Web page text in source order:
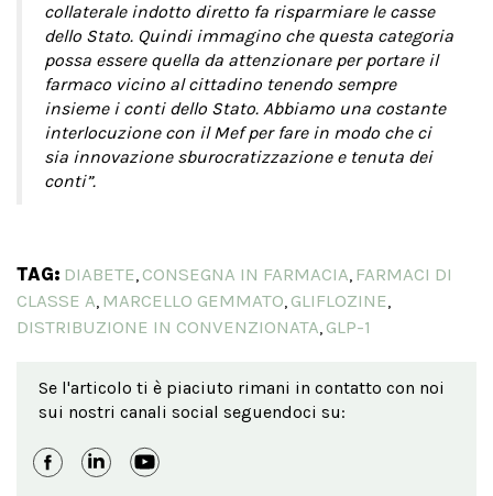
collaterale indotto diretto fa risparmiare le casse
dello Stato. Quindi immagino che questa categoria
possa essere quella da attenzionare per portare il
farmaco vicino al cittadino tenendo sempre
insieme i conti dello Stato. Abbiamo una costante
interlocuzione con il Mef per fare in modo che ci
sia innovazione sburocratizzazione e tenuta dei
conti”.
TAG: DIABETE, CONSEGNA IN FARMACIA, FARMACI DI
CLASSE A, MARCELLO GEMMATO, GLIFLOZINE,
DISTRIBUZIONE IN CONVENZIONATA, GLP-1
Se l'articolo ti è piaciuto rimani in contatto con noi
sui nostri canali social seguendoci su: